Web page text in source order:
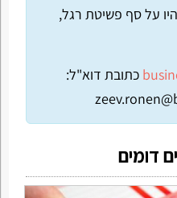
על סף פשיטת רגל,
כתובת דוא"ל:
דומים